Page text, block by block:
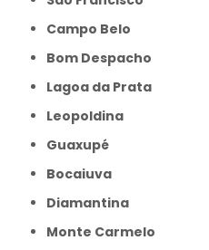
Campo Belo
Bom Despacho
Lagoa da Prata
Leopoldina
Guaxupé
Bocaiuva
Diamantina
Monte Carmelo